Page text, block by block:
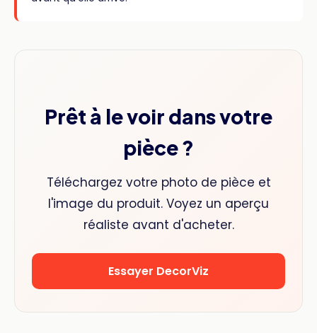
Prêt à le voir dans votre
pièce ?
Téléchargez votre photo de pièce et
l'image du produit. Voyez un aperçu
réaliste avant d'acheter.
Essayer DecorViz